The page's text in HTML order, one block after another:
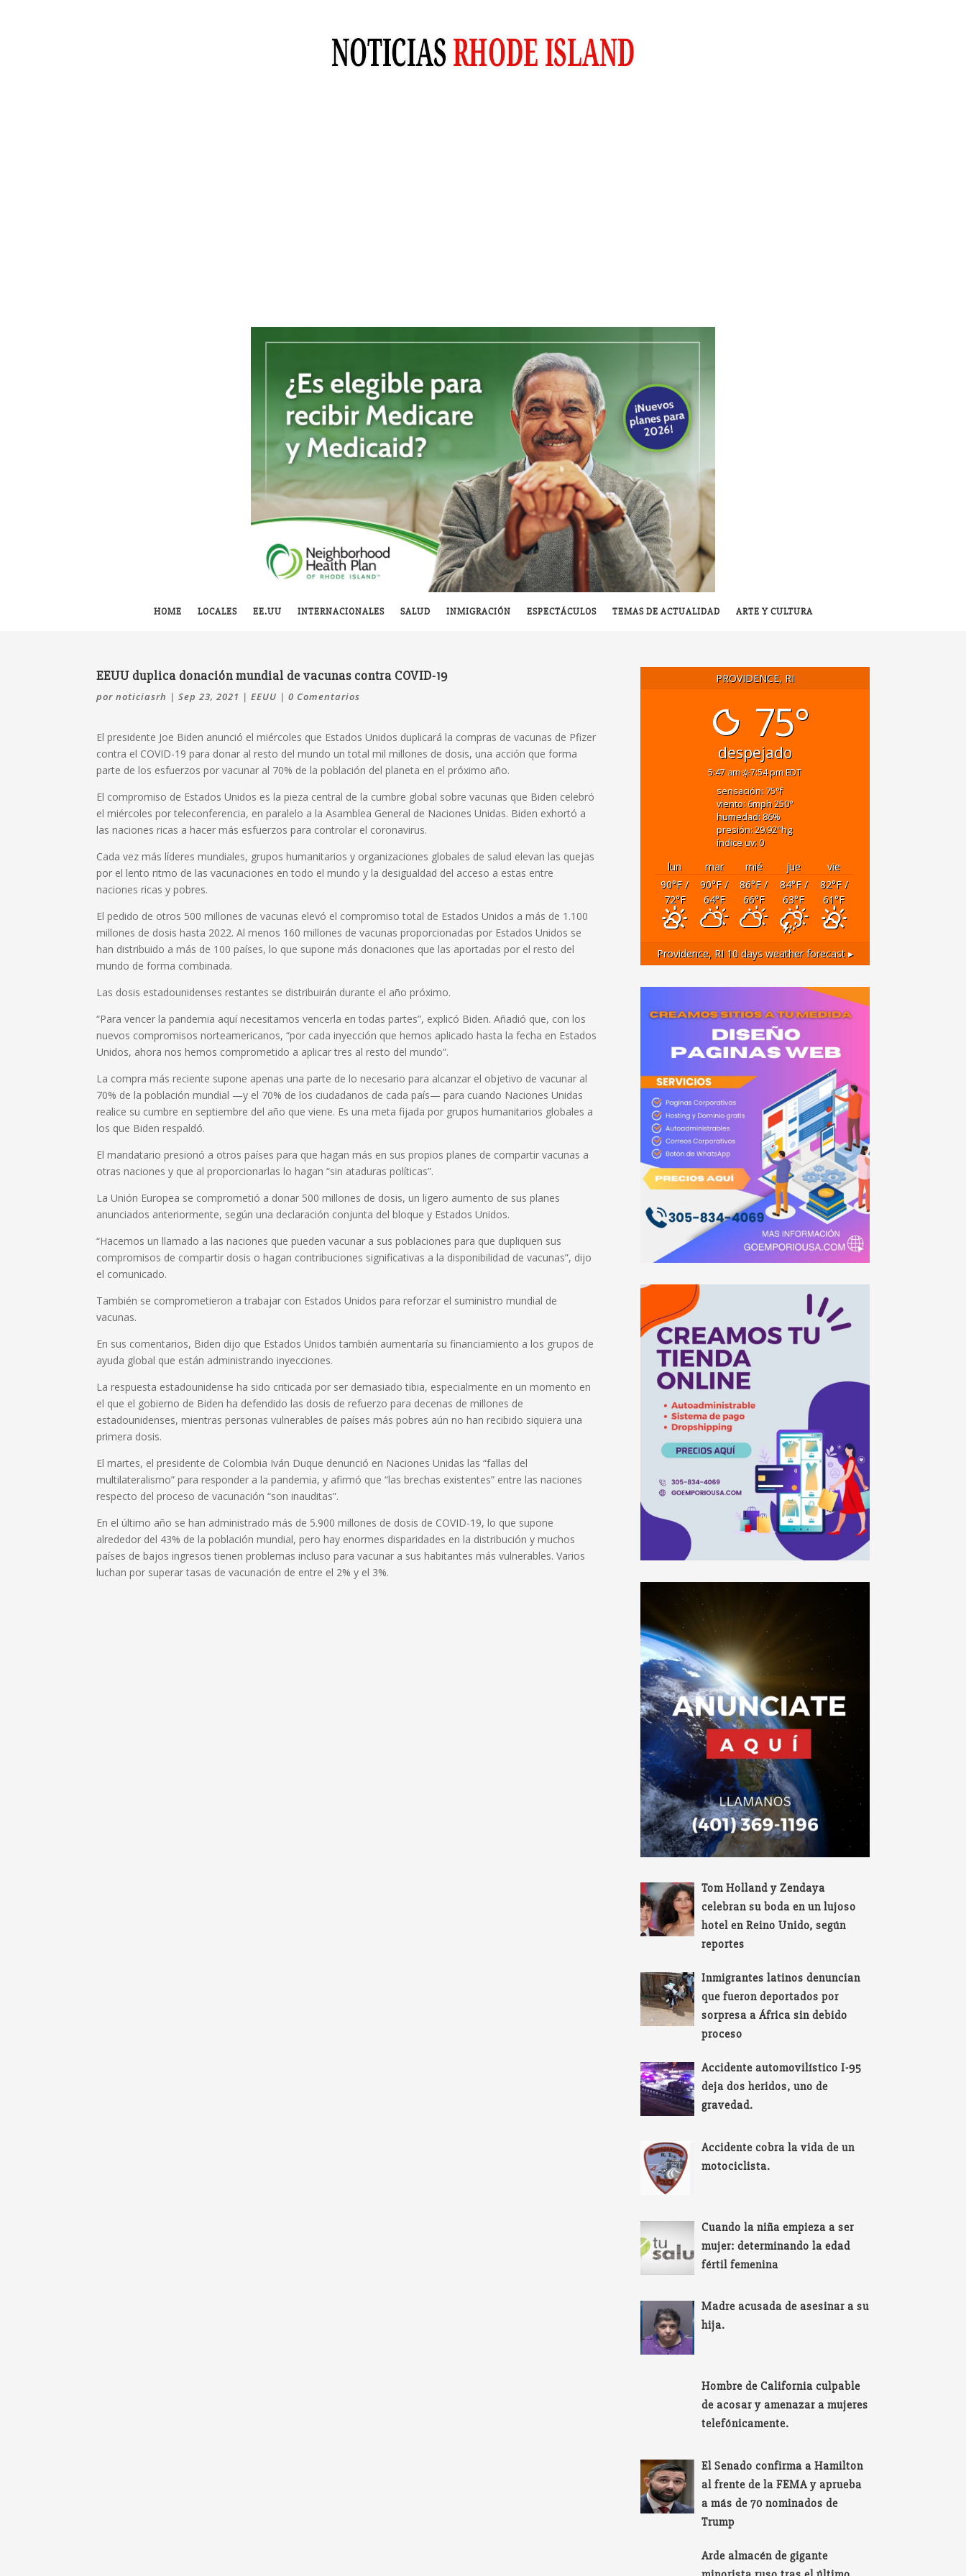
HOME LOCALES EE.UU INTERNACIONALES SALUD INMIGRACIÓN ESPECTÁCULOS TEMAS DE ACTUALIDAD ARTE Y CULTURA
EEUU duplica donación mundial de vacunas contra COVID-19
pornoticiasrh |Sep 23, 2021 |EEUU |0 Comentarios
El presidente Joe Biden anunció el miércoles que Estados Unidos duplicará la compras de vacunas de Pfizer
contra el COVID-19 para donar al resto del mundo un total mil millones de dosis, una acción que forma
parte de los esfuerzos por vacunar al 70% de la población del planeta en el próximo año.
El compromiso de Estados Unidos es la pieza central de la cumbre global sobre vacunas que Biden celebró
el miércoles por teleconferencia, en paralelo a la Asamblea General de Naciones Unidas. Biden exhortó a
las naciones ricas a hacer más esfuerzos para controlar el coronavirus.
Cada vez más líderes mundiales, grupos humanitarios y organizaciones globales de salud elevan las quejas
por el lento ritmo de las vacunaciones en todo el mundo y la desigualdad del acceso a estas entre
naciones ricas y pobres.
El pedido de otros 500 millones de vacunas elevó el compromiso total de Estados Unidos a más de 1.100
millones de dosis hasta 2022. Al menos 160 millones de vacunas proporcionadas por Estados Unidos se
han distribuido a más de 100 países, lo que supone más donaciones que las aportadas por el resto del
mundo de forma combinada.
Las dosis estadounidenses restantes se distribuirán durante el año próximo.
“Para vencer la pandemia aquí necesitamos vencerla en todas partes”, explicó Biden. Añadió que, con los
nuevos compromisos norteamericanos, “por cada inyección que hemos aplicado hasta la fecha en Estados
Unidos, ahora nos hemos comprometido a aplicar tres al resto del mundo”.
La compra más reciente supone apenas una parte de lo necesario para alcanzar el objetivo de vacunar al
70% de la población mundial —y el 70% de los ciudadanos de cada país— para cuando Naciones Unidas
realice su cumbre en septiembre del año que viene. Es una meta fijada por grupos humanitarios globales a
los que Biden respaldó.
El mandatario presionó a otros países para que hagan más en sus propios planes de compartir vacunas a
otras naciones y que al proporcionarlas lo hagan “sin ataduras políticas”.
La Unión Europea se comprometió a donar 500 millones de dosis, un ligero aumento de sus planes
anunciados anteriormente, según una declaración conjunta del bloque y Estados Unidos.
“Hacemos un llamado a las naciones que pueden vacunar a sus poblaciones para que dupliquen sus
compromisos de compartir dosis o hagan contribuciones significativas a la disponibilidad de vacunas”, dijo
el comunicado.
También se comprometieron a trabajar con Estados Unidos para reforzar el suministro mundial de
vacunas.
En sus comentarios, Biden dijo que Estados Unidos también aumentaría su financiamiento a los grupos de
ayuda global que están administrando inyecciones.
La respuesta estadounidense ha sido criticada por ser demasiado tibia, especialmente en un momento en
el que el gobierno de Biden ha defendido las dosis de refuerzo para decenas de millones de
estadounidenses, mientras personas vulnerables de países más pobres aún no han recibido siquiera una
primera dosis.
El martes, el presidente de Colombia Iván Duque denunció en Naciones Unidas las “fallas del
multilateralismo” para responder a la pandemia, y afirmó que “las brechas existentes” entre las naciones
respecto del proceso de vacunación “son inauditas”.
En el último año se han administrado más de 5.900 millones de dosis de COVID-19, lo que supone
alrededor del 43% de la población mundial, pero hay enormes disparidades en la distribución y muchos
países de bajos ingresos tienen problemas incluso para vacunar a sus habitantes más vulnerables. Varios
luchan por superar tasas de vacunación de entre el 2% y el 3%.
PROVIDENCE, RI
75°
despejado
5:47 am 7:54 pm EDT
sensación: 75°f
viento: 6mph250°
humedad: 86%
presión: 29.92"hg
índice uv: 0
lun mar mié jue
vie
90°F/
72°F
90°F/
64°F
86°F/
66°F
84°F/
63°F
82°F/
61°F
Providence, RI10 days weather forecast ▸
Tom Holland y Zendaya
celebran su boda en un lujoso
hotel en Reino Unido, según
reportes
Inmigrantes latinos denuncian
que fueron deportados por
sorpresa a África sin debido
proceso
Accidente automovilístico I-95
deja dos heridos, uno de
gravedad.
Accidente cobra la vida de un
motociclista.
Cuando la niña empieza a ser
mujer: determinando la edad
fértil femenina
Madre acusada de asesinar a su
hija.
Hombre de California culpable
de acosar y amenazar a mujeres
telefónicamente.
El Senado confirma a Hamilton
al frente de la FEMA y aprueba
a más de 70 nominados de
Trump
Arde almacén de gigante